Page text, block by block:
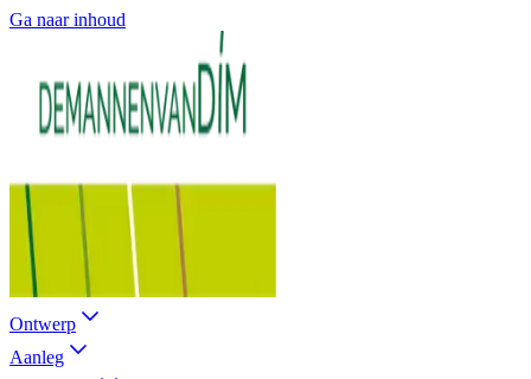
Ga naar inhoud
Ontwerp
Aanleg